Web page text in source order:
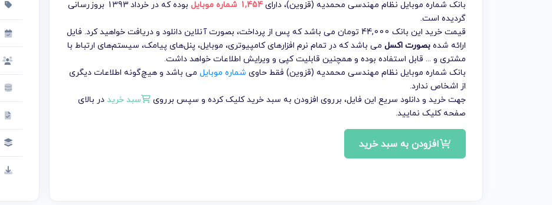
بانک شماره موبایل نظام مهندسی محمدیه (قزوین)، دارای1,454 شماره موبایل
بوده که در خرداد 1393 بروزرسانی
گردیده است.
قیمت خرید این بانک 44,000 تومان می باشد که پس از پرداخت، بصورت آنلاین دانلود و دریافت خواهید کرد. فایل
ارائه شدهبصورت اکسل می باشد که در تمام نرم افزارهای کامپیوتری، موبایل، پنل‌های پیامک، سیستم‌های ارتباط با
مشتری و ... قابل استفاده بوده و همچنین قابلیت کپی و ویرایش اطلاعات خواهد داشت.
بانک شماره موبایل نظام مهندسی محمدیه (قزوین) فقط حاوی شماره موبایل می باشد و هیچ‌گونه اطلاعات دیگری
از اشخاص ندارد.
جهت خرید و دانلود سریع این فایل، برروی افزودن به سبد خرید کلیک کرده و سپس برروی
سبد خریددر بالای
صفحه کلیک نمایید.
افزودن به سبد خرید